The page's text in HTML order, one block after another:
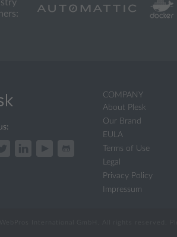
COMPANY
About Plesk
Our Brand
EULA
Terms of Use
Legal
Privacy Policy
Impressum